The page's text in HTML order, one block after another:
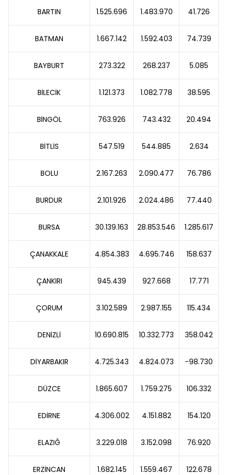
BARTIN 1.525.696 1.483.970 41.726
BATMAN 1.667.142 1.592.403 74.739
BAYBURT 273.322 268.237 5.085
BİLECİK 1.121.373 1.082.778 38.595
BİNGÖL 763.926 743.432 20.494
BİTLİS 547.519 544.885 2.634
BOLU 2.167.263 2.090.477 76.786
BURDUR 2.101.926 2.024.486 77.440
BURSA 30.139.163 28.853.546 1.285.617
ÇANAKKALE 4.854.383 4.695.746 158.637
ÇANKIRI 945.439 927.668 17.771
ÇORUM 3.102.589 2.987.155 115.434
DENİZLİ 10.690.815 10.332.773 358.042
DİYARBAKIR 4.725.343 4.824.073 -98.730
DÜZCE 1.865.607 1.759.275 106.332
EDİRNE 4.306.002 4.151.882 154.120
ELAZIĞ 3.229.018 3.152.098 76.920
ERZİNCAN 1.682.145 1.559.467 122.678